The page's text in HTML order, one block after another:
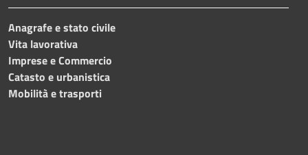
Anagrafe e stato civile
Vita lavorativa
Imprese e Commercio
Catasto e urbanistica
Mobilità e trasporti